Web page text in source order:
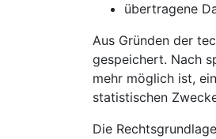
übertragene
Aus Gründen der
gespeichert. Nach
mehr möglich ist,
statistischen
Die